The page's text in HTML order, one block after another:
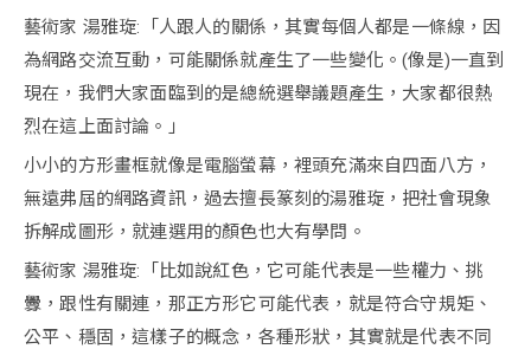
藝術家 湯雅琁:「人跟人的關係，其實每個人都是一條線，因
為網路交流互動，可能關係就產生了一些變化。(像是)一直到
現在，我們大家面臨到的是總統選舉議題產生，大家都很熱
烈在這上面討論。」
小小的方形畫框就像是電腦螢幕，裡頭充滿來自四面八方，
無遠弗屆的網路資訊，過去擅長篆刻的湯雅琁，把社會現象
拆解成圖形，就連選用的顏色也大有學問。
藝術家 湯雅琁:「比如說紅色，它可能代表是一些權力、挑
釁，跟性有關連，那正方形它可能代表，就是符合守規矩、
公平、穩固，這樣子的概念，各種形狀，其實就是代表不同